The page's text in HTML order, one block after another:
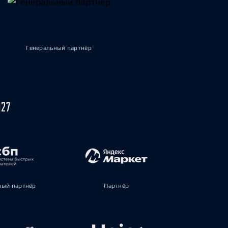
Генеральный партнёр
партнёр Партнёр